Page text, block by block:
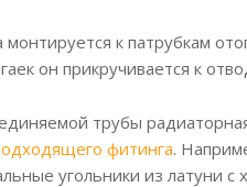
к патрубкам
он прикручивается к
трубы
фитинга.
угольники из латуни с